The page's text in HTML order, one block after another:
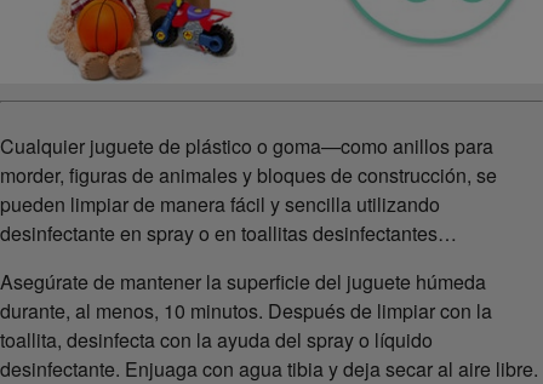
Cualquier juguete de plástico o goma—como anillos para
morder, figuras de animales y bloques de construcción, se
pueden limpiar de manera fácil y sencilla utilizando
desinfectante en spray o en toallitas desinfectantes…
Asegúrate de mantener la superficie del juguete húmeda
durante, al menos, 10 minutos. Después de limpiar con la
toallita, desinfecta con la ayuda del spray o líquido
desinfectante. Enjuaga con agua tibia y deja secar al aire libre.